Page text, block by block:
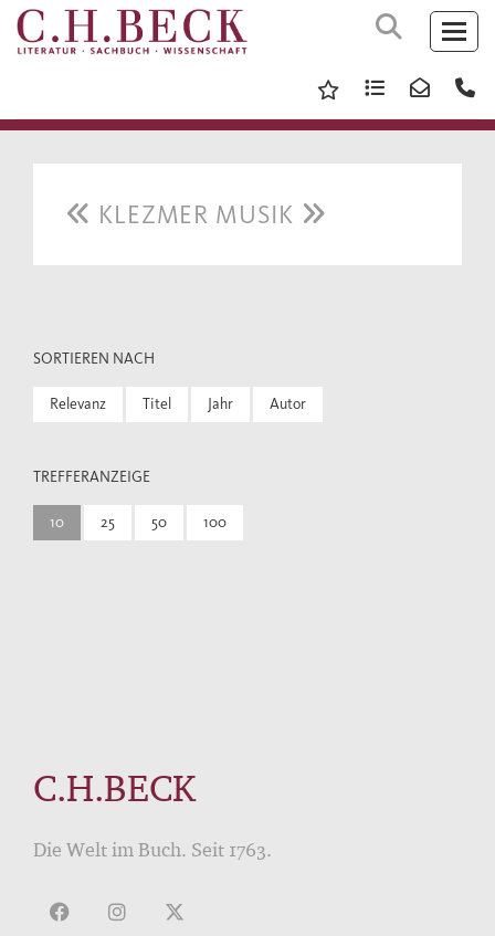
KLEZMER MUSIK
SORTIEREN NACH
Relevanz Titel Jahr Autor
TREFFERANZEIGE
10 25 50 100
C.H.BECK
Die Welt im Buch. Seit 1763.